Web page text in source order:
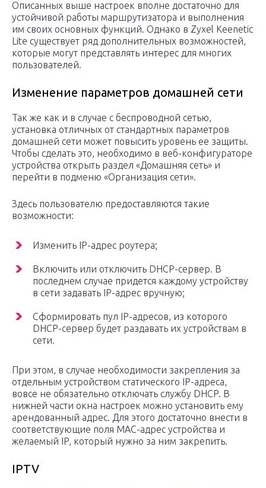
Описанных выше настроек вполне достаточно для
устойчивой работы маршрутизатора и выполнения
им своих основных функций. Однако в Zyxel Keenetic
Lite существует ряд дополнительных возможностей,
которые могут представлять интерес для многих
пользователей.
Изменение параметров домашней сети
Так же как и в случае с беспроводной сетью,
установка отличных от стандартных параметров
домашней сети может повысить уровень ее защиты.
Чтобы сделать это, необходимо в веб-конфигураторе
устройства открыть раздел «Домашняя сеть» и
перейти в подменю «Организация сети».
Здесь пользователю предоставляются такие
возможности:
Изменить IP-адрес роутера;
Включить или отключить DHCP-сервер. В
последнем случае придется каждому устройству
в сети задавать IP-адрес вручную;
Сформировать пул IP-адресов, из которого
DHCP-сервер будет раздавать их устройствам в
сети.
При этом, в случае необходимости закрепления за
отдельным устройством статического IP-адреса,
вовсе не обязательно отключать службу DHCP. В
нижней части окна настроек можно установить ему
арендованный адрес. Для этого достаточно внести в
соответствующие поля МАС-адрес устройства и
желаемый IP, который нужно за ним закрепить.
IPTV